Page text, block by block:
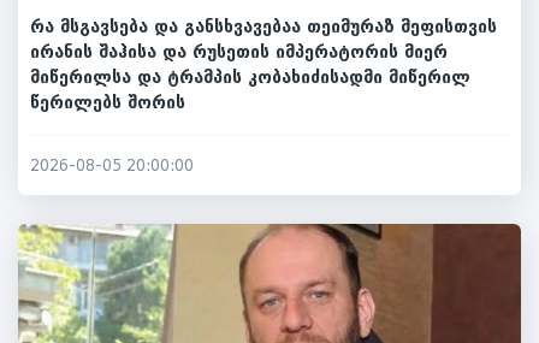
რა მსგავსება და განსხვავებაა თეიმურაზ მეფისთვის
ირანის შაჰისა და რუსეთის იმპერატორის მიერ
მიწერილსა და ტრამპის კობახიძისადმი მიწერილ
წერილებს შორის
2026-08-05 20:00:00